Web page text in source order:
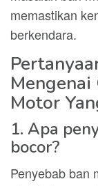
memastikan
berkendara.
Mengenai
Motor
1. Apa
bocor?
Penyebab ban